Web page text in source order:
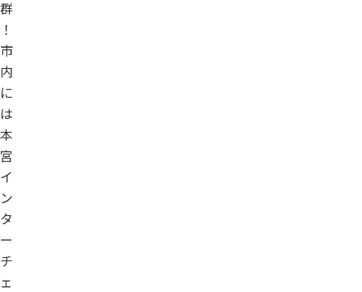
群
！
市
内
に
は
本
宮
イ
ン
タ
ー
チ
ェ